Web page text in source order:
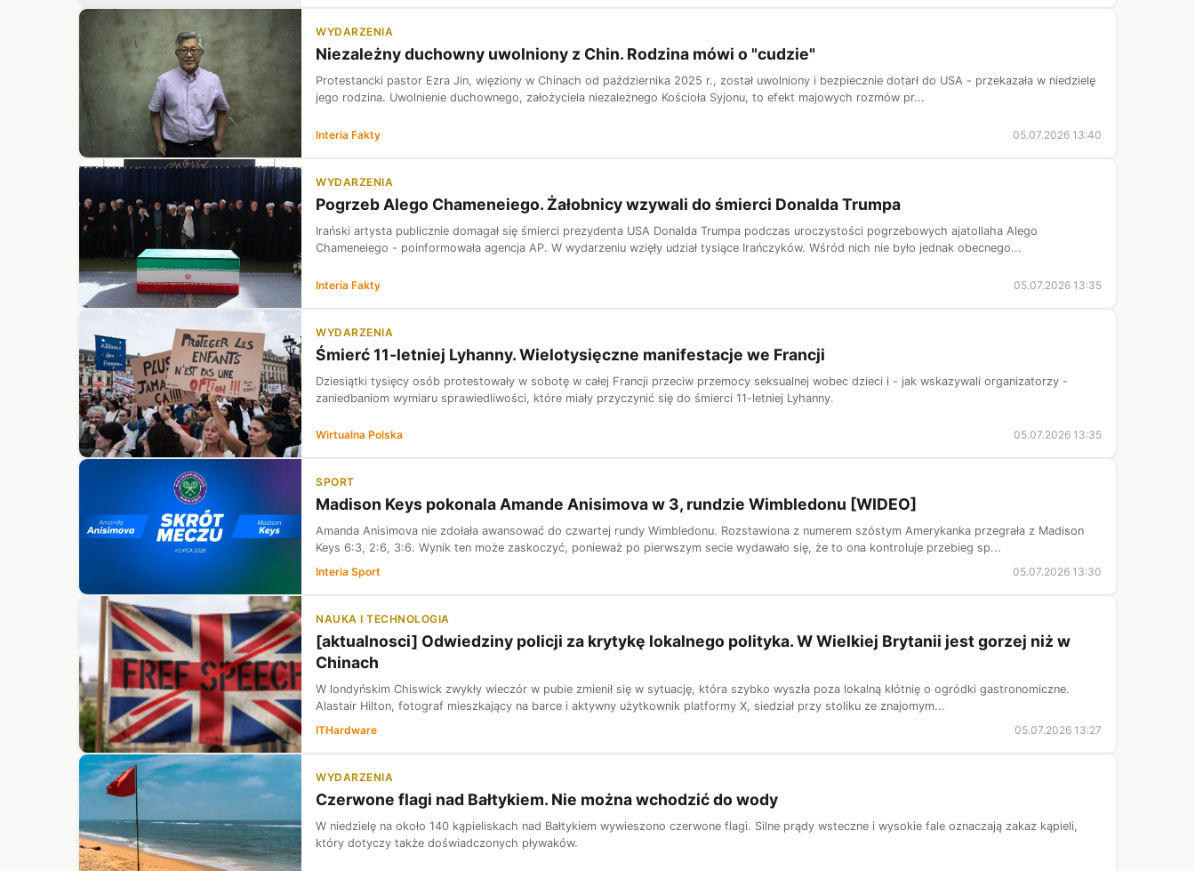
WYDARZENIA
Niezależny duchowny uwolniony z Chin. Rodzina mówi o "cudzie"
Protestancki pastor Ezra Jin, więziony w Chinach od października 2025 r., został uwolniony i bezpiecznie dotarł do USA - przekazała w niedzielę
jego rodzina. Uwolnienie duchownego, założyciela niezależnego Kościoła Syjonu, to efekt majowych rozmów pr...
Interia Fakty 05.07.2026 13:40
WYDARZENIA
Pogrzeb Alego Chameneiego. Żałobnicy wzywali do śmierci Donalda Trumpa
Irański artysta publicznie domagał się śmierci prezydenta USA Donalda Trumpa podczas uroczystości pogrzebowych ajatollaha Alego
Chameneiego - poinformowała agencja AP. W wydarzeniu wzięły udział tysiące Irańczyków. Wśród nich nie było jednak obecnego...
Interia Fakty 05.07.2026 13:35
WYDARZENIA
Śmierć 11-letniej Lyhanny. Wielotysięczne manifestacje we Francji
Dziesiątki tysięcy osób protestowały w sobotę w całej Francji przeciw przemocy seksualnej wobec dzieci i - jak wskazywali organizatorzy -
zaniedbaniom wymiaru sprawiedliwości, które miały przyczynić się do śmierci 11-letniej Lyhanny.
Wirtualna Polska 05.07.2026 13:35
SPORT
Madison Keys pokonala Amande Anisimova w 3, rundzie Wimbledonu [WIDEO]
Amanda Anisimova nie zdołała awansować do czwartej rundy Wimbledonu. Rozstawiona z numerem szóstym Amerykanka przegrała z Madison
Keys 6:3, 2:6, 3:6. Wynik ten może zaskoczyć, ponieważ po pierwszym secie wydawało się, że to ona kontroluje przebieg sp...
Interia Sport
05.07.2026 13:30
NAUKA I TECHNOLOGIA
[aktualnosci] Odwiedziny policji za krytykę lokalnego polityka. W Wielkiej Brytanii jest gorzej niż w
Chinach
W londyńskim Chiswick zwykły wieczór w pubie zmienił się w sytuację, która szybko wyszła poza lokalną kłótnię o ogródki gastronomiczne.
Alastair Hilton, fotograf mieszkający na barce i aktywny użytkownik platformy X, siedział przy stoliku ze znajomym...
ITHardware
05.07.2026 13:27
WYDARZENIA
Czerwone flagi nad Bałtykiem. Nie można wchodzić do wody
W niedzielę na około 140 kąpieliskach nad Bałtykiem wywieszono czerwone flagi. Silne prądy wsteczne i wysokie fale oznaczają zakaz kąpieli,
który dotyczy także doświadczonych pływaków.